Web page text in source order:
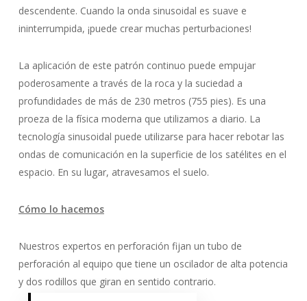
descendente. Cuando la onda sinusoidal es suave e
ininterrumpida, ¡puede crear muchas perturbaciones!
La aplicación de este patrón continuo puede empujar
poderosamente a través de la roca y la suciedad a
profundidades de más de 230 metros (755 pies). Es una
proeza de la física moderna que utilizamos a diario. La
tecnología sinusoidal puede utilizarse para hacer rebotar las
ondas de comunicación en la superficie de los satélites en el
espacio. En su lugar, atravesamos el suelo.
Cómo lo hacemos
Nuestros expertos en perforación fijan un tubo de
perforación al equipo que tiene un oscilador de alta potencia
y dos rodillos que giran en sentido contrario.